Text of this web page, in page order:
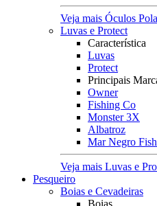
Veja mais Óculos
Luvas e Protect
Característica
Luvas
Protect
Principais
Owner
Fishing Co
Monster 3X
Albatroz
Mar Negro
Veja mais Luvas e
Pesqueiro
Boias e Cevadeiras
Boias